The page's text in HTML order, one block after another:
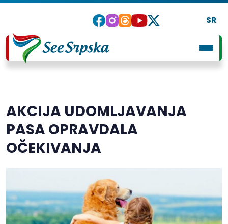
SR
AKCIJA UDOMLJAVANJA
PASA OPRAVDALA
OČEKIVANJA